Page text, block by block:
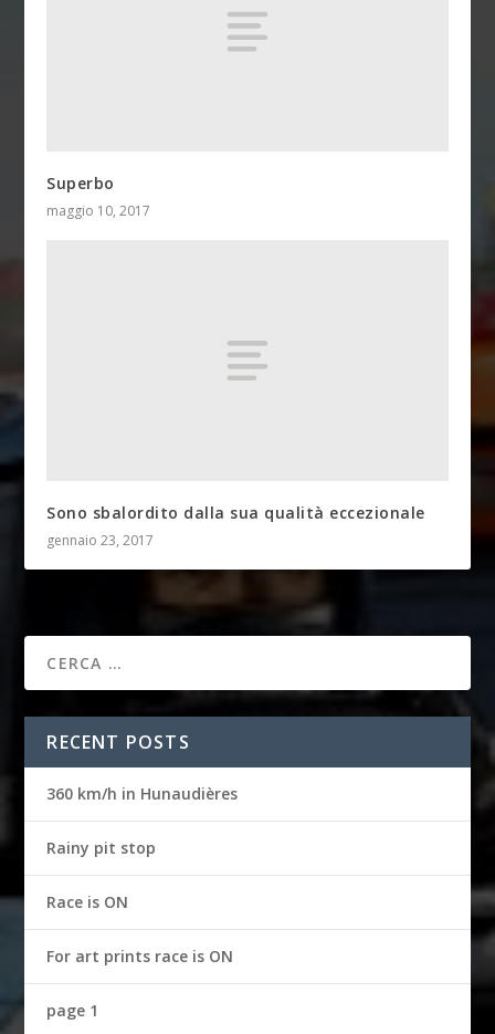
Superbo
maggio 10, 2017
Sono sbalordito dalla sua qualità eccezionale
gennaio 23, 2017
RECENT POSTS
360 km/h in Hunaudières
Rainy pit stop
Race is ON
For art prints race is ON
page 1